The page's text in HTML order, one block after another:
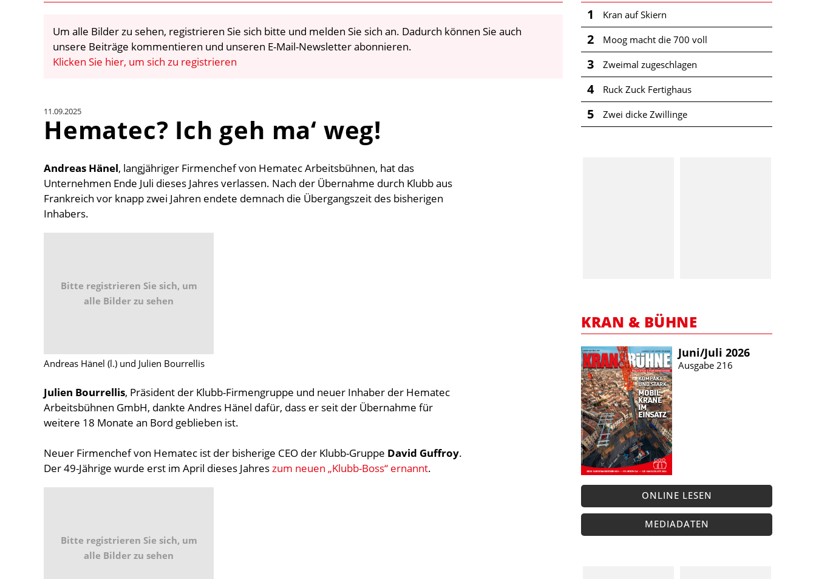
Um alle Bilder zu sehen, registrieren Sie sich bitte und melden Sie sich an. Dadurch können Sie auch
unsere Beiträge kommentieren und unseren E-Mail-Newsletter abonnieren.
Klicken Sie hier, um sich zu registrieren
11.09.2025
Hematec? Ich geh ma‘ weg!
Andreas Hänel, langjähriger Firmenchef von Hematec Arbeitsbühnen, hat das
Unternehmen Ende Juli dieses Jahres verlassen. Nach der Übernahme durch Klubb aus
Frankreich vor knapp zwei Jahren endete demnach die Übergangszeit des bisherigen
Inhabers.
Bitte registrieren Sie sich, um
alle Bilder zu sehen
Andreas Hänel (l.) und Julien Bourrellis
Julien Bourrellis, Präsident der Klubb-Firmengruppe und neuer Inhaber der Hematec
Arbeitsbühnen GmbH, dankte Andres Hänel dafür, dass er seit der Übernahme für
weitere 18 Monate an Bord geblieben ist.
Neuer Firmenchef von Hematec ist der bisherige CEO der Klubb-Gruppe David Guffroy.
Der 49-Jährige wurde erst im April dieses Jahreszum neuen „Klubb-Boss“ ernannt.
Bitte registrieren Sie sich, um
alle Bilder zu sehen
1 Kran auf Skiern
2 Moog macht die 700 voll
3 Zweimal zugeschlagen
4 Ruck Zuck Fertighaus
5 Zwei dicke Zwillinge
KRAN & BÜHNE
Juni/​Juli 2026
Ausgabe 216
ONLINE LESEN
MEDIADATEN